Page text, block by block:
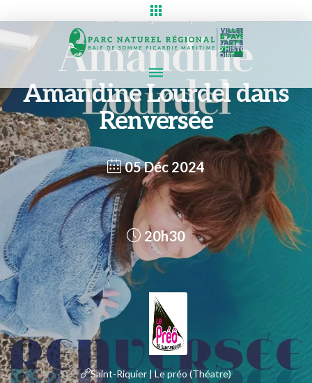
Amandine Lourdel dans
Renversée
05 Déc 2024
20h30
Saint-Riquier | Le préo (Théatre)